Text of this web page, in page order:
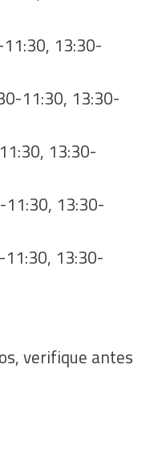
13:30-
11:30, 13:30-
13:30-
11:30, 13:30-
11:30, 13:30-
verifique antes